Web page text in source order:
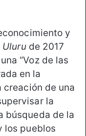
y
Ulurude 2017
“Voz de las
en la
de una
la
búsqueda de la
los pueblos